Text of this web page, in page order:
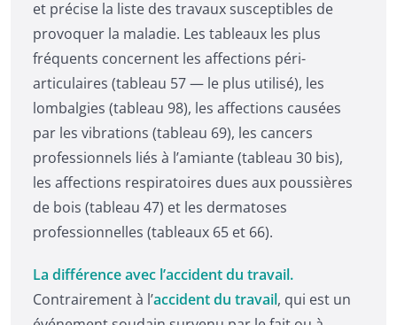
et précise la liste des travaux susceptibles de
provoquer la maladie. Les tableaux les plus
fréquents concernent les affections péri-
articulaires (tableau 57 — le plus utilisé), les
lombalgies (tableau 98), les affections causées
par les vibrations (tableau 69), les cancers
professionnels liés à l’amiante (tableau 30 bis),
les affections respiratoires dues aux poussières
de bois (tableau 47) et les dermatoses
professionnelles (tableaux 65 et 66).
La différence avec l’accident du travail.
Contrairement à l’accident du travail, qui est un